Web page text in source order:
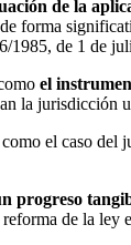
de la
de 1 de
el
la
el caso
progreso
de la ley